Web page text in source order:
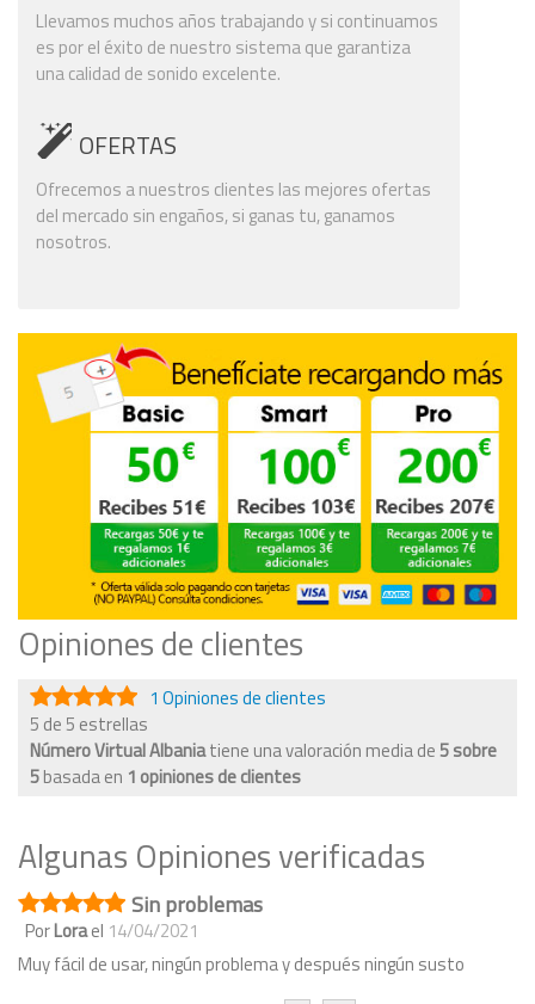
Llevamos muchos años trabajando y si continuamos
es por el éxito de nuestro sistema que garantiza
una calidad de sonido excelente.
OFERTAS
Ofrecemos a nuestros clientes las mejores ofertas
del mercado sin engaños, si ganas tu, ganamos
nosotros.
Opiniones de clientes
1 Opiniones de clientes
5 de 5 estrellas
Número Virtual Albaniatiene una valoración media de5sobre
5basada en 1 opiniones de clientes
Algunas Opiniones verificadas
Sin problemas
PorLorael 14/04/2021
Muy fácil de usar, ningún problema y después ningún susto